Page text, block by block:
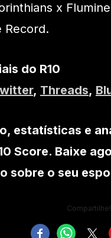
x
Record.
do R10
, Threads,
estatísticas e
Score. Baixe
sobre o seu
Compartilhe!